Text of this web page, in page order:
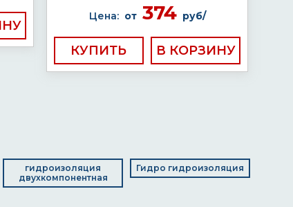
Цена: от374 руб/
КУПИТЬ
гидроизоляция
двухкомпонентная
Гидро гидроизоляция